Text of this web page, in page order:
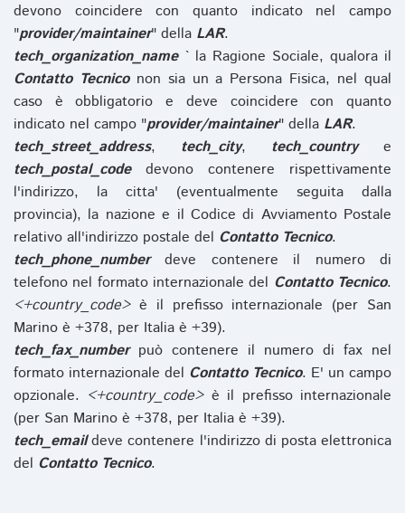
devono coincidere con quanto indicato nel campo
"provider/maintainer" della LAR.
tech_organization_name` la Ragione Sociale, qualora il
Contatto Tecniconon sia un a Persona Fisica, nel qual
caso è obbligatorio e deve coincidere con quanto
indicato nel campo "provider/maintainer" della LAR.
tech_street_address, tech_city, tech_countrye
tech_postal_codedevono contenere rispettivamente
l'indirizzo, la citta' (eventualmente seguita dalla
provincia), la nazione e il Codice di Avviamento Postale
relativo all'indirizzo postale del Contatto Tecnico.
tech_phone_numberdeve contenere il numero di
telefono nel formato internazionale del Contatto Tecnico.
<+country_code>è il prefisso internazionale (per San
Marino è +378, per Italia è +39).
tech_fax_numberpuò contenere il numero di fax nel
formato internazionale del Contatto Tecnico. E' un campo
opzionale. <+country_code>è il prefisso internazionale
(per San Marino è +378, per Italia è +39).
tech_emaildeve contenere l'indirizzo di posta elettronica
del Contatto Tecnico.